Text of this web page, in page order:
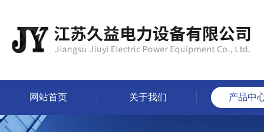
网站首页 关于我们 产品中